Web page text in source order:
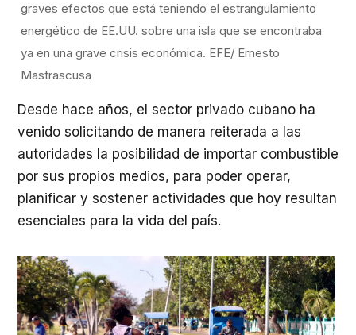
graves efectos que está teniendo el estrangulamiento
energético de EE.UU. sobre una isla que se encontraba
ya en una grave crisis económica. EFE/ Ernesto
Mastrascusa
Desde hace años, el sector privado cubano ha
venido solicitando de manera reiterada a las
autoridades la posibilidad de importar combustible
por sus propios medios, para poder operar,
planificar y sostener actividades que hoy resultan
esenciales para la vida del país.